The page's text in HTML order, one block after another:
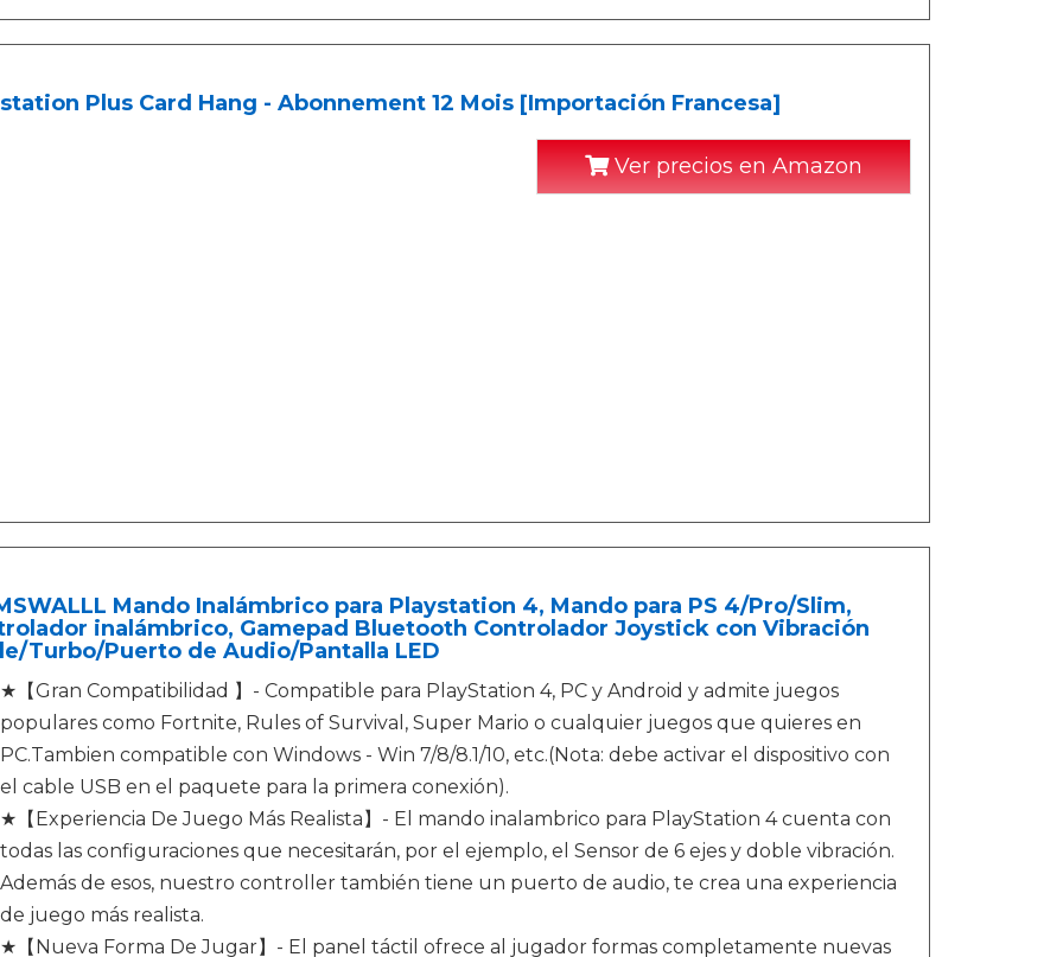
Plus Card Hang - Abonnement 12 Mois [Importación Francesa]
Ver precios en Amazon
Mando Inalámbrico para Playstation 4, Mando para PS 4/Pro/Slim,
inalámbrico, Gamepad Bluetooth Controlador Joystick con Vibración
Turbo/Puerto de Audio/Pantalla LED
★【Gran Compatibilidad 】- Compatible para PlayStation 4, PC y Android y admite juegos
populares como Fortnite, Rules of Survival, Super Mario o cualquier juegos que quieres en
PC.Tambien compatible con Windows - Win 7/8/8.1/10, etc.(Nota: debe activar el dispositivo con
el cable USB en el paquete para la primera conexión).
★【Experiencia De Juego Más Realista】- El mando inalambrico para PlayStation 4 cuenta con
todas las configuraciones que necesitarán, por el ejemplo, el Sensor de 6 ejes y doble vibración.
Además de esos, nuestro controller también tiene un puerto de audio, te crea una experiencia
de juego más realista.
★【Nueva Forma De Jugar】- El panel táctil ofrece al jugador formas completamente nuevas